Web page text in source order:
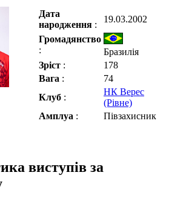
Дата
народження :
19.03.2002
Громадянство
:
Бразилія
Зріст :
178
Вага :
74
Клуб :
НК Верес
(Рівне)
Амплуа : Півзахисник
виступів за